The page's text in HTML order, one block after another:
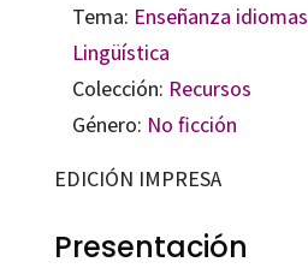
Tema: Enseñanza idiomas
Lingüística
Colección: Recursos
Género: No ficción
EDICIÓN IMPRESA
Presentación